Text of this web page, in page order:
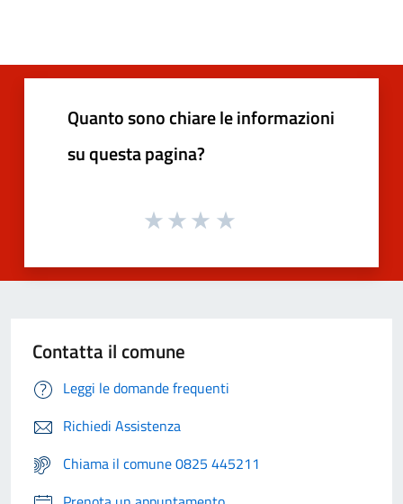
Quanto sono chiare le informazioni
su questa pagina?
Contatta il comune
Leggi le domande frequenti
Richiedi Assistenza
Chiama il comune 0825 445211